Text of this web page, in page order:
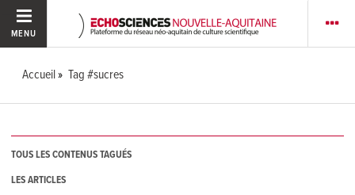
MENU
Accueil Tag #sucres
TOUS LES CONTENUS TAGUÉS
LES ARTICLES